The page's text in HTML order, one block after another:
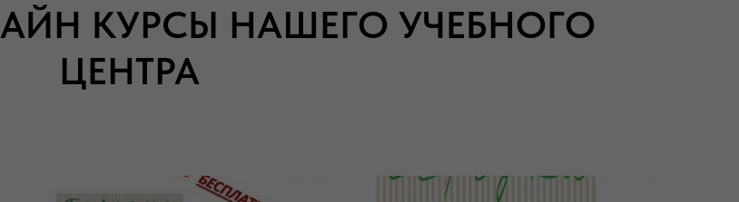
КУРСЫ НАШЕГО УЧЕБНОГО
ЦЕНТРА